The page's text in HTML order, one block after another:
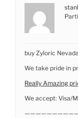
buy Zyloric
We take pride in
Really Amazing
We accept: Visa/